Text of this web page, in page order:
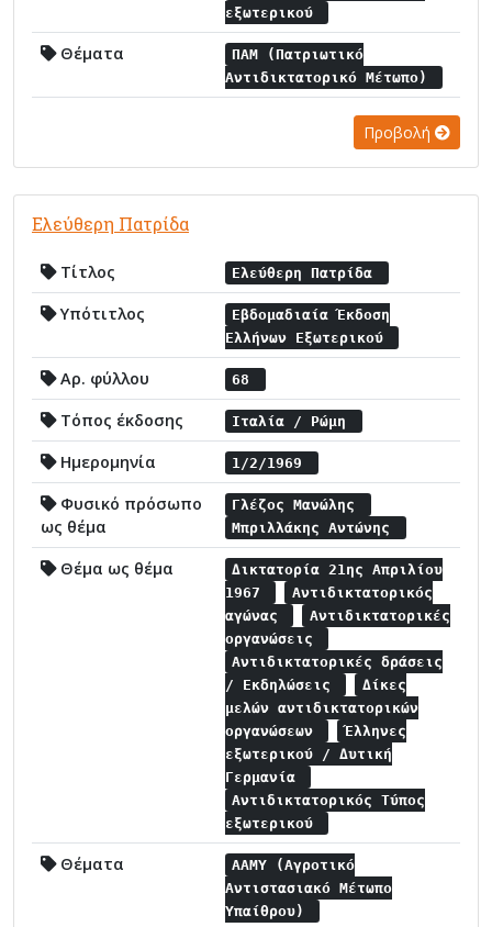
εξωτερικού
Θέματα
ΠΑΜ (Πατριωτικό
Αντιδικτατορικό Μέτωπο)
Προβολή
Ελεύθερη Πατρίδα
Τίτλος Ελεύθερη Πατρίδα
Υπότιτλος
Εβδομαδιαία Έκδοση
Ελλήνων Εξωτερικού
Αρ. φύλλου 68
Τόπος έκδοσης Ιταλία / Ρώμη
Ημερομηνία 1/2/1969
Φυσικό πρόσωπο
ως θέμα
Γλέζος Μανώλης
Μπριλλάκης Αντώνης
Θέμα ως θέμα
Δικτατορία 21ης Απριλίου
1967
Αντιδικτατορικός
αγώνας
Αντιδικτατορικές
οργανώσεις
Αντιδικτατορικές δράσεις
/ Εκδηλώσεις
Δίκες
μελών αντιδικτατορικών
οργανώσεων
Έλληνες
εξωτερικού / Δυτική
Γερμανία
Αντιδικτατορικός Τύπος
εξωτερικού
Θέματα
ΑΑΜΥ (Αγροτικό
Αντιστασιακό Μέτωπο
Υπαίθρου)